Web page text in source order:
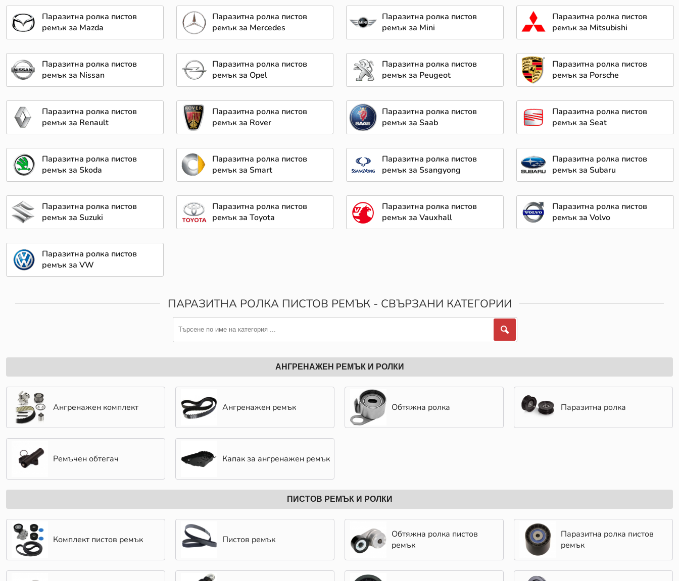
Паразитна ролка пистов
ремък за Mazda
Паразитна ролка пистов
ремък за Mercedes
Паразитна ролка пистов
ремък за Mini
Паразитна ролка пистов
ремък за Mitsubishi
Паразитна ролка пистов
ремък за Nissan
Паразитна ролка пистов
ремък за Opel
Паразитна ролка пистов
ремък за Peugeot
Паразитна ролка пистов
ремък за Porsche
Паразитна ролка пистов
ремък за Renault
Паразитна ролка пистов
ремък за Rover
Паразитна ролка пистов
ремък за Saab
Паразитна ролка пистов
ремък за Seat
Паразитна ролка пистов
ремък за Skoda
Паразитна ролка пистов
ремък за Smart
Паразитна ролка пистов
ремък за Ssangyong
Паразитна ролка пистов
ремък за Subaru
Паразитна ролка пистов
ремък за Suzuki
Паразитна ролка пистов
ремък за Toyota
Паразитна ролка пистов
ремък за Vauxhall
Паразитна ролка пистов
ремък за Volvo
Паразитна ролка пистов
ремък за VW
ПАРАЗИТНА РОЛКА ПИСТОВ РЕМЪК - СВЪРЗАНИ КАТЕГОРИИ
АНГРЕНАЖЕН РЕМЪК И РОЛКИ
Ангренажен комплект Ангренажен ремък Обтяжна ролка Паразитна ролка
Ремъчен обтегач Капак за ангренажен ремък
ПИСТОВ РЕМЪК И РОЛКИ
Комплект пистов ремък Пистов ремък
Обтяжна ролка пистов
ремък
Паразитна ролка пистов
ремък